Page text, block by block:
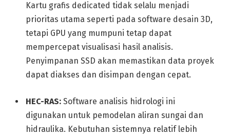
Kartu grafis dedicated tidak selalu menjadi
prioritas utama seperti pada software desain 3D,
tetapi GPU yang mumpuni tetap dapat
mempercepat visualisasi hasil analisis.
Penyimpanan SSD akan memastikan data proyek
dapat diakses dan disimpan dengan cepat.
HEC-RAS: Software analisis hidrologi ini
digunakan untuk pemodelan aliran sungai dan
hidraulika. Kebutuhan sistemnya relatif lebih